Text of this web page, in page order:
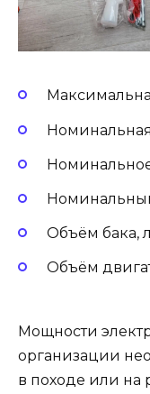
Объём бака,
Объём
Мощности
организации
в походе или на